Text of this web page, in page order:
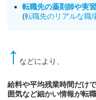
転職先の薬剤師や実
(転職先のリアルな職
↑ などにより、
給料や平均残業時間だけ
囲気など細かい情報が転